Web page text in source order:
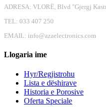
ADRESA: VLORË, Blvd "Gjergj
TEL: 033 407 250
EMAIL: info@azaelectronics.com
Llogaria ime
Hyr/Regjistrohu
Lista e dëshirave
Historia e Porosive
Oferta Speciale